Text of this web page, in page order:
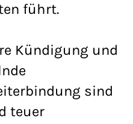
führt.
Kündigung und
sind
teuer